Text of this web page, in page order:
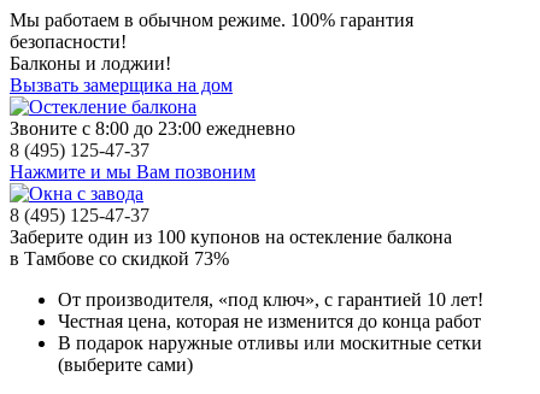
Мы работаем в обычном режиме. 100% гарантия
безопасности!
Балконы и лоджии!
Вызвать замерщика на дом
Звоните с 8:00 до 23:00 ежедневно
8 (495) 125-47-37
Нажмите и мы Вам позвоним
8 (495) 125-47-37
Заберите один из 100 купонов на остекление балкона
в Тамбове со скидкой 73%
От производителя, «под ключ», с гарантией 10 лет!
Честная цена, которая не изменится до конца работ
В подарок наружные отливы или москитные сетки
(выберите сами)